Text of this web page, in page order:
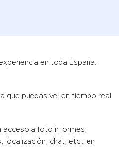
en toda España.
que puedas ver en tiempo real
acceso a foto informes,
localización, chat, etc… en